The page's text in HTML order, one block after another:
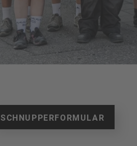
SCHNUPPERFORMULAR